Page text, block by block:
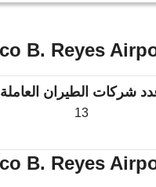
شركات الطيران العاملة
13